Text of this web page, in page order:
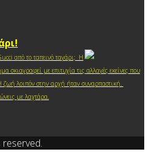
από το ταπεινό ταγάρι; Η
σκιαγραφεί με επιτυχία τις αλλαγές εκείνες που
ζωή λοιπόν στην αρχή ήταν συναρπαστική.
με λαχτάρα.